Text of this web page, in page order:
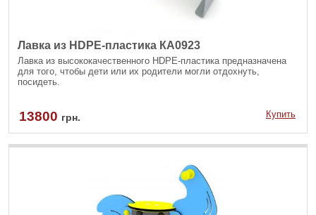
Лавка из HDPE-пластика КА0923
Лавка из высококачественного HDPE-пластика предназначена
для того, чтобы дети или их родители могли отдохнуть,
посидеть.
13800 грн. Купить